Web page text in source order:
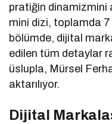
pratiğin dinamizmini
mini dizi, toplamda
bölümde, dijital
edilen tüm detaylar
üslupla, Mürsel
aktarılıyor.
Dijital